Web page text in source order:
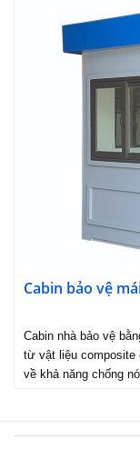
Cabin bảo vệ
Cabin nhà bảo vệ
từ vật liệu composite
về khả năng chống